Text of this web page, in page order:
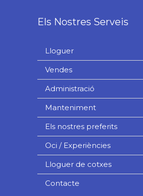
Els Nostres Serveis
Lloguer
Vendes
Administració
Manteniment
Els nostres preferits
Oci / Experiències
Lloguer de cotxes
Contacte